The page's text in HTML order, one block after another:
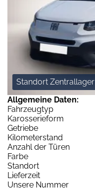
Standort Zentrallager
Allgemeine Daten:
Fahrzeugtyp
Karosserieform
Getriebe
Kilometerstand
Anzahl der Türen
Farbe
Standort
Lieferzeit
Unsere Nummer